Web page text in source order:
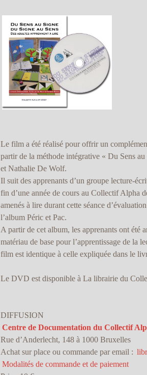
Le film a été réalisé pour offrir un
partir de la méthode intégrative « Du Sens
et Nathalie De Wolf.
Il suit des apprenants d’un groupe lecture-
fin d’une année de cours au Collectif Alpha
amenés à lire durant cette séance
l’album Péric et Pac.
A partir de cet album, les apprenants ont été
matériau de base pour l’apprentissage de la
film est identique à celle expliquée dans le
Le DVD est disponible à La librairie du
DIFFUSION
Centre de Documentation du Collectif
Rue d’Anderlecht, 148 à 1000 Bruxelles
Achat sur place ou commande par email :
Modalités de commande et de paiement